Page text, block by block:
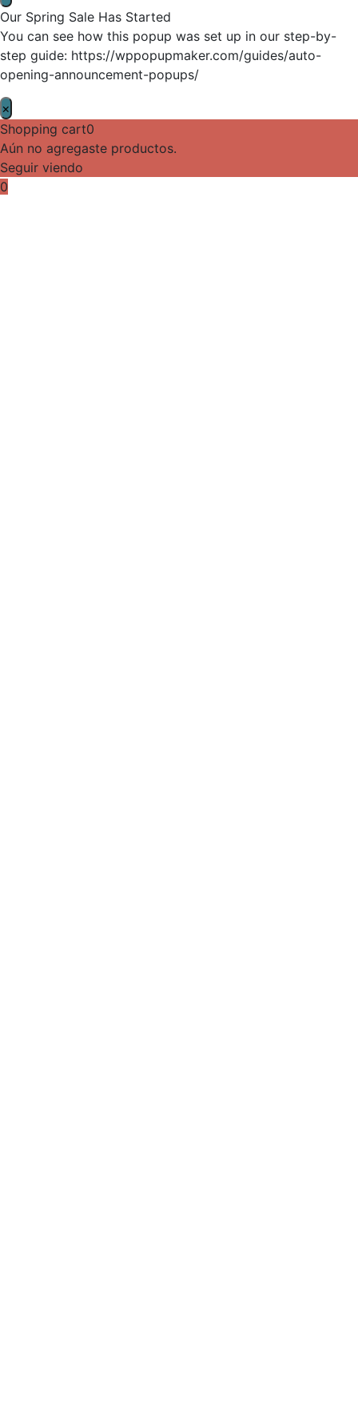
Our Spring Sale Has Started
You can see how this popup was set up in our step-by-
step guide: https://wppopupmaker.com/guides/auto-
opening-announcement-popups/
×
Shopping cart0
Aún no agregaste productos.
Seguir viendo
0